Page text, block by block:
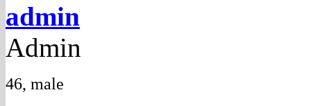
admin
Admin
46, male